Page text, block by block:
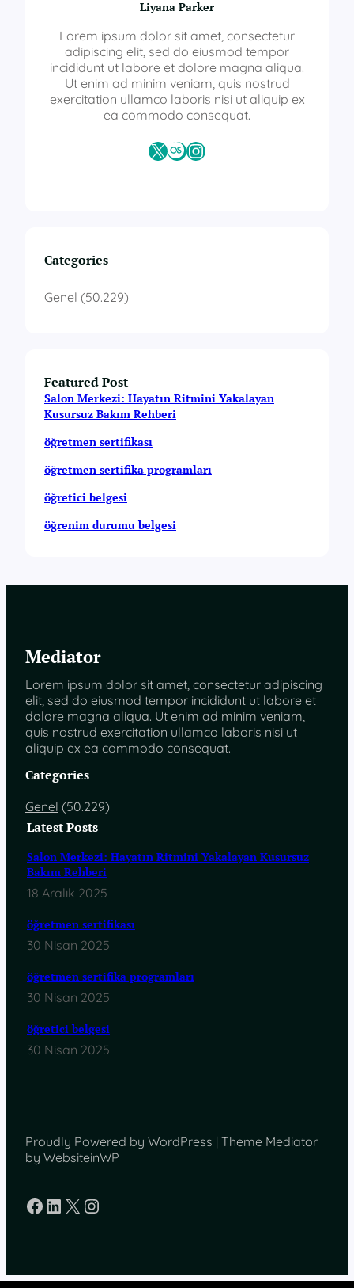
Liyana Parker
Lorem ipsum dolor sit amet, consectetur
adipiscing elit, sed do eiusmod tempor
incididunt ut labore et dolore magna aliqua.
Ut enim ad minim veniam, quis nostrud
exercitation ullamco laboris nisi ut aliquip ex
ea commodo consequat.
X Last.fmInstagram
Categories
Genel (50.229)
Featured Post
Salon Merkezi: Hayatın Ritmini Yakalayan
Kusursuz Bakım Rehberi
öğretmen sertifikası
öğretmen sertifika programları
öğretici belgesi
öğrenim durumu belgesi
Mediator
Lorem ipsum dolor sit amet, consectetur adipiscing
elit, sed do eiusmod tempor incididunt ut labore et
dolore magna aliqua. Ut enim ad minim veniam,
quis nostrud exercitation ullamco laboris nisi ut
aliquip ex ea commodo consequat.
Categories
Genel (50.229)
Latest Posts
Salon Merkezi: Hayatın Ritmini Yakalayan Kusursuz
Bakım Rehberi
18 Aralık 2025
öğretmen sertifikası
30 Nisan 2025
öğretmen sertifika programları
30 Nisan 2025
öğretici belgesi
30 Nisan 2025
Proudly Powered by WordPress | Theme Mediator
by WebsiteinWP
Facebook
LinkedIn
X Instagram